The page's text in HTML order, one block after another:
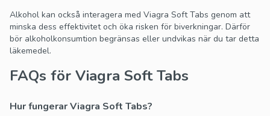
Alkohol kan också interagera med Viagra Soft Tabs genom att
minska dess effektivitet och öka risken för biverkningar. Därför
bör alkoholkonsumtion begränsas eller undvikas när du tar detta
läkemedel.
FAQs för Viagra Soft Tabs
Hur fungerar Viagra Soft Tabs?